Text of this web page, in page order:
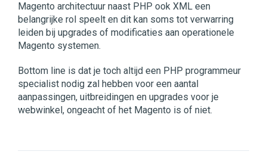
Magento architectuur naast PHP ook XML een
belangrijke rol speelt en dit kan soms tot verwarring
leiden bij upgrades of modificaties aan operationele
Magento systemen.
Bottom line is dat je toch altijd een PHP programmeur
specialist nodig zal hebben voor een aantal
aanpassingen, uitbreidingen en upgrades voor je
webwinkel, ongeacht of het Magento is of niet.